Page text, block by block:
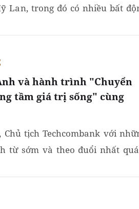
Lan, trong đó có nhiều bất
và hành trình "Chuyển
tầm giá trị sống" cùng
tịch Techcombank với
từ sớm và theo đuổi nhất